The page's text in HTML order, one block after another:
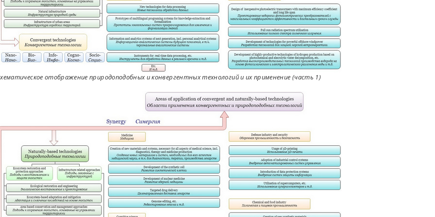
отображение природоподобных и конвергентных технологий и их применение (часть 1)